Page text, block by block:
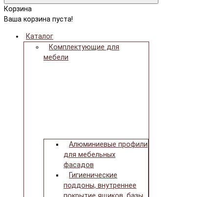
Корзина
Ваша корзина пуста!
Каталог
Комплектующие для
мебели
Алюминиевые профили
для мебельных
фасадов
Гигиенические
поддоны, внутреннее